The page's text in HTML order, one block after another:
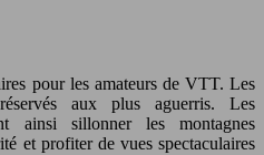
pour les amateurs de VTT. Les
aux plus aguerris. Les
ainsi sillonner les montagnes
et profiter de vues spectaculaires